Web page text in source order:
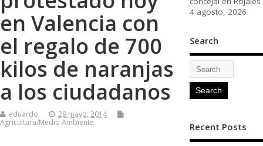
en Valencia con
el regalo de 700
kilos de naranjas
a los ciudadanos
eduardo
29 mayo, 2014
Agricultura/Medio Ambiente
4 agosto, 2026
Search
Recent Posts